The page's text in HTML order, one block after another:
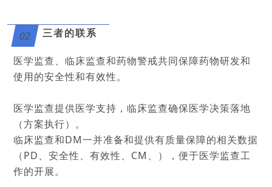
02 三者的联系
医学监查、临床监查和药物警戒共同保障药物研发和
使用的安全性和有效性。
医学监查提供医学支持，临床监查确保医学决策落地
（方案执行）。
临床监查和DM一并准备和提供有质量保障的相关数据
（PD、安全性、有效性、CM、），便于医学监查工
作的开展。